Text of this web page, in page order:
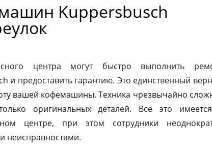
Kuppersbusch
центра могут быстро выполнить
и предоставить гарантию. Это единственный
вашей кофемашины. Техника чрезвычайно
оригинальных деталей. Все это
центре, при этом сотрудники
неисправностями.